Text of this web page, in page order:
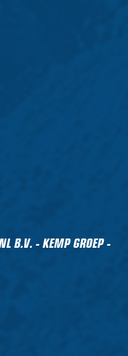
B.V. - KEMP GROEP -